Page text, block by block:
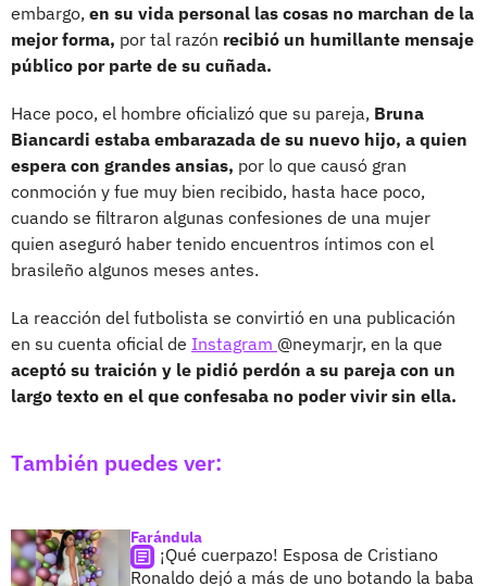
embargo, en su vida personal las cosas no marchan de la
mejor forma, por tal razón recibió un humillante mensaje
público por parte de su cuñada.
Hace poco, el hombre oficializó que su pareja, Bruna
Biancardi estaba embarazada de su nuevo hijo, a quien
espera con grandes ansias, por lo que causó gran
conmoción y fue muy bien recibido, hasta hace poco,
cuando se filtraron algunas confesiones de una mujer
quien aseguró haber tenido encuentros íntimos con el
brasileño algunos meses antes.
La reacción del futbolista se convirtió en una publicación
en su cuenta oficial de Instagram @neymarjr, en la que
aceptó su traición y le pidió perdón a su pareja con un
largo texto en el que confesaba no poder vivir sin ella.
También puedes ver:
Farándula
¡Qué cuerpazo! Esposa de Cristiano
Ronaldo dejó a más de uno botando la baba